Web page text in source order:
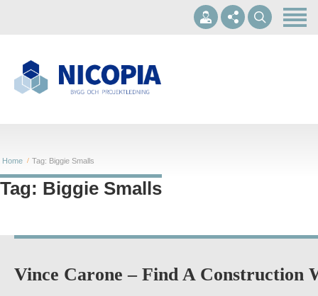
Våra tjänster
+46 10-1697002
Home Tag: Biggie Smalls
Tag: Biggie Smalls
Vince Carone – Find A Construction